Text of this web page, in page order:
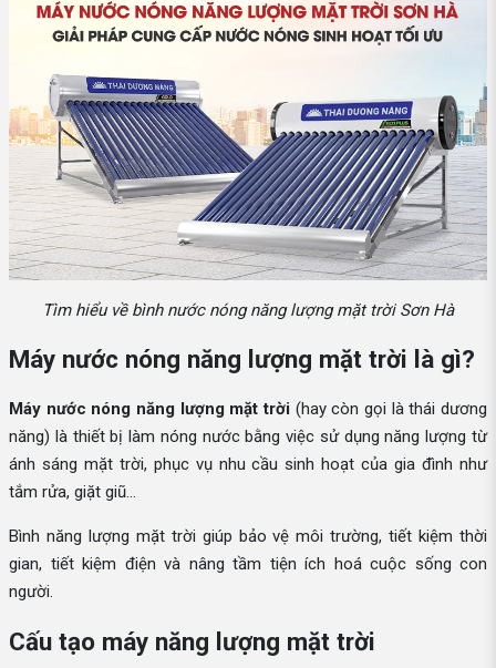
Tìm hiểu về bình nước nóng năng lượng mặt trời Sơn Hà
Máy nước nóng năng lượng mặt trời là gì?
Máy nước nóng năng lượng mặt trời (hay còn gọi là thái dương
năng) là thiết bị làm nóng nước bằng việc sử dụng năng lượng từ
ánh sáng mặt trời, phục vụ nhu cầu sinh hoạt của gia đình như
tắm rửa, giặt giũ...
Bình năng lượng mặt trời giúp bảo vệ môi trường, tiết kiệm thời
gian, tiết kiệm điện và nâng tầm tiện ích hoá cuộc sống con
người.
Cấu tạo máy năng lượng mặt trời